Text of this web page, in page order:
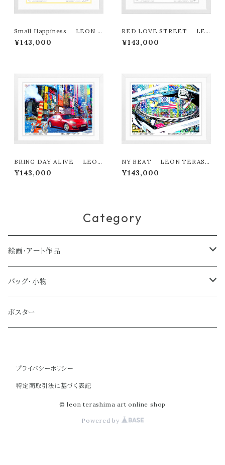
Small Happiness LEON T
ERASHIMA版画作品180作限
定
¥143,000
RED LOVE STREET LEO
N TERASHIMA版画作品180
作限定
¥143,000
BRING DAY ALIVE LEON
TERASHIMA版画作品180作
限定
¥143,000
NY BEAT LEON TERASH
IMA版画作品180作限定
¥143,000
Category
絵画・アート作品
大型作品
ノーマルサイズ（約Ａ２サイズ）
スモールサイズ
バッグ・小物
トートバッグ
ショルダーバッグ
ポスター
プライバシーポリシー
特定商取引法に基づく表記
© leon terashima art online shop
Powered by